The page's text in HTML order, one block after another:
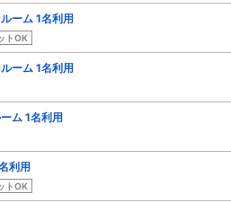
ーム 1名利用
トOK
ーム 1名利用
ム 1名利用
利用
トOK